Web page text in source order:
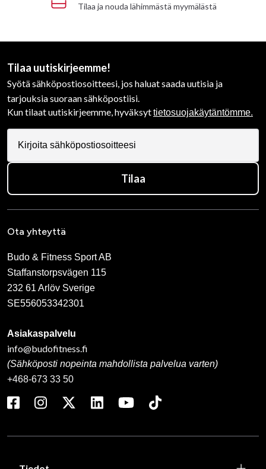
Tilaa ja nouda lähimmästä myymälästä
Tilaa uutiskirjeemme!
Syötä sähköpostiosoitteesi, jos haluat saada uutisia ja
tarjouksia suoraan sähköpostiisi.
Kun tilaat uutiskirjeemme, hyväksyttietosuojakäytäntömme.
Tilaa
Ota yhteyttä
Budo & Fitness Sport AB
Staffanstorpsvägen 115
232 61 Arlöv Sverige
SE556053342301
Asiakaspalvelu
info@budofitness.fi
(Sähköposti nopeinta mahdollista palvelua varten)
+468-673 33 50